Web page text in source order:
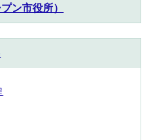
ン市役所）